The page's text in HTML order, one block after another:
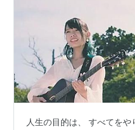
人生の目的は、 すべてを